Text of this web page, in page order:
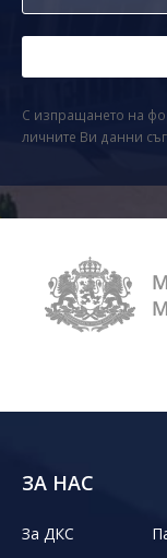
С изпращането на
личните Ви данни
ЗА НАС
За ДКС